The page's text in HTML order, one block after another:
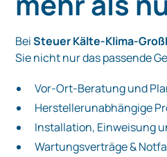
BeiSteuer Kälte-Klima-
Sie nicht nur das passende
Vor-Ort-Beratung und
Herstellerunabhängige
Installation, Einweisung
Wartungsverträge &